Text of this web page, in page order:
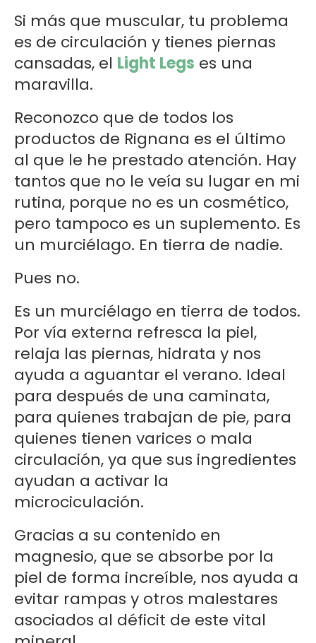
Si más que muscular, tu problema
es de circulación y tienes piernas
cansadas, el Light Legs es una
maravilla.
Reconozco que de todos los
productos de Rignana es el último
al que le he prestado atención. Hay
tantos que no le veía su lugar en mi
rutina, porque no es un cosmético,
pero tampoco es un suplemento. Es
un murciélago. En tierra de nadie.
Pues no.
Es un murciélago en tierra de todos.
Por vía externa refresca la piel,
relaja las piernas, hidrata y nos
ayuda a aguantar el verano. Ideal
para después de una caminata,
para quienes trabajan de pie, para
quienes tienen varices o mala
circulación, ya que sus ingredientes
ayudan a activar la
microciculación.
Gracias a su contenido en
magnesio, que se absorbe por la
piel de forma increíble, nos ayuda a
evitar rampas y otros malestares
asociados al déficit de este vital